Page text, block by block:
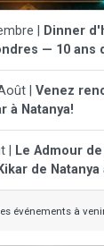
|
Dinner
— 10 ans
| Venez
à Natanya!
|
Le Admour
de Natanya
événements à